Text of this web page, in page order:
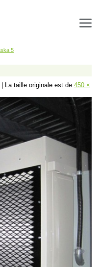
5
La taille originale est de 450 ×